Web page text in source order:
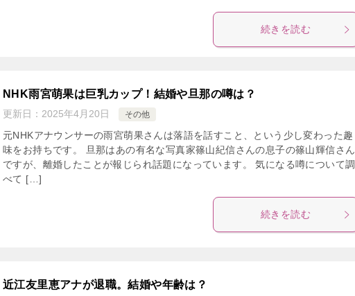
続きを読む
NHK雨宮萌果は巨乳カップ！結婚や旦那の噂は？
更新日： 2025年4月20日 その他
元NHKアナウンサーの雨宮萌果さんは落語を話すこと、という少し変わった趣
味をお持ちです。 旦那はあの有名な写真家篠山紀信さんの息子の篠山輝信さん
ですが、離婚したことが報じられ話題になっています。 気になる噂について調
べて […]
続きを読む
近江友里恵アナが退職。結婚や年齢は？